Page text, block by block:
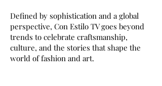
Defined by sophistication and a global
perspective, Con Estilo TV goes beyond
trends to celebrate craftsmanship,
culture, and the stories that shape the
world of fashion and art.